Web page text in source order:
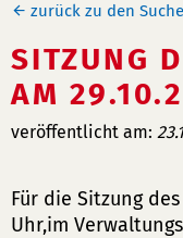
zurück zu den
SITZUNG
AM
veröffentlicht am:
Für die Sitzung
Uhr,im